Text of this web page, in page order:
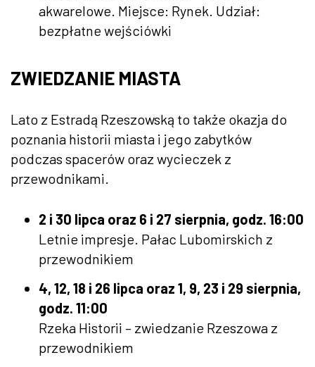
akwarelowe. Miejsce: Rynek. Udział:
bezpłatne wejściówki
ZWIEDZANIE MIASTA
Lato z Estradą Rzeszowską to także okazja do
poznania historii miasta i jego zabytków
podczas spacerów oraz wycieczek z
przewodnikami.
2 i 30 lipca oraz 6 i 27 sierpnia, godz. 16:00
Letnie impresje. Pałac Lubomirskich z
przewodnikiem
4, 12, 18 i 26 lipca oraz 1, 9, 23 i 29 sierpnia,
godz. 11:00
Rzeka Historii – zwiedzanie Rzeszowa z
przewodnikiem